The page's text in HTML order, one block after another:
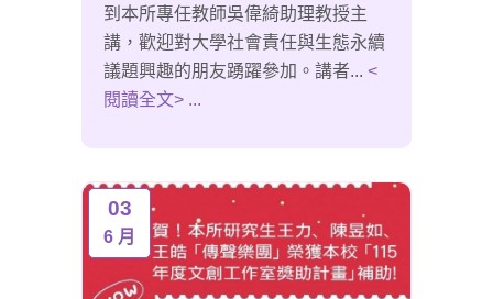
到本所專任教師吳偉綺助理教授主
講，歡迎對大學社會責任與生態永續
議題興趣的朋友踴躍參加。講者... <
閱讀全文> ...
03
6 月